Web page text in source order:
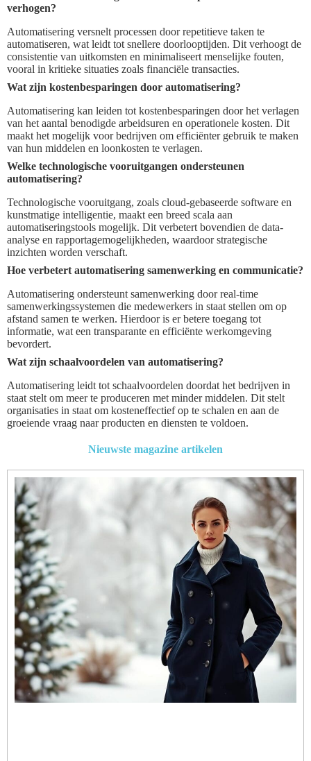
verhogen?
Automatisering versnelt processen door repetitieve taken te
automatiseren, wat leidt tot snellere doorlooptijden. Dit verhoogt de
consistentie van uitkomsten en minimaliseert menselijke fouten,
vooral in kritieke situaties zoals financiële transacties.
Wat zijn kostenbesparingen door automatisering?
Automatisering kan leiden tot kostenbesparingen door het verlagen
van het aantal benodigde arbeidsuren en operationele kosten. Dit
maakt het mogelijk voor bedrijven om efficiënter gebruik te maken
van hun middelen en loonkosten te verlagen.
Welke technologische vooruitgangen ondersteunen
automatisering?
Technologische vooruitgang, zoals cloud-gebaseerde software en
kunstmatige intelligentie, maakt een breed scala aan
automatiseringstools mogelijk. Dit verbetert bovendien de data-
analyse en rapportagemogelijkheden, waardoor strategische
inzichten worden verschaft.
Hoe verbetert automatisering samenwerking en communicatie?
Automatisering ondersteunt samenwerking door real-time
samenwerkingssystemen die medewerkers in staat stellen om op
afstand samen te werken. Hierdoor is er betere toegang tot
informatie, wat een transparante en efficiënte werkomgeving
bevordert.
Wat zijn schaalvoordelen van automatisering?
Automatisering leidt tot schaalvoordelen doordat het bedrijven in
staat stelt om meer te produceren met minder middelen. Dit stelt
organisaties in staat om kosteneffectief op te schalen en aan de
groeiende vraag naar producten en diensten te voldoen.
Nieuwste magazine artikelen